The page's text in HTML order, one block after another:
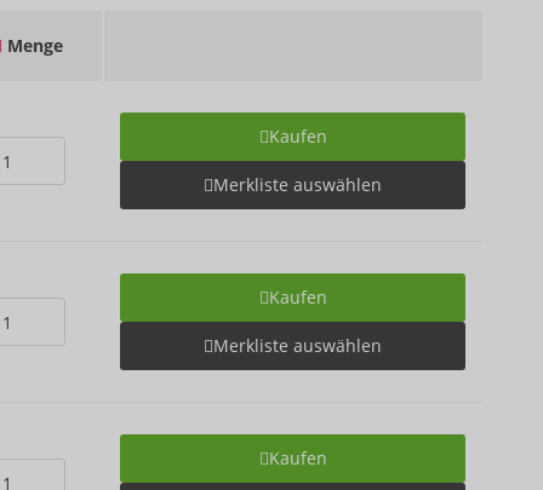
Menge
Kaufen
Merkliste auswählen
Kaufen
Merkliste auswählen
Kaufen